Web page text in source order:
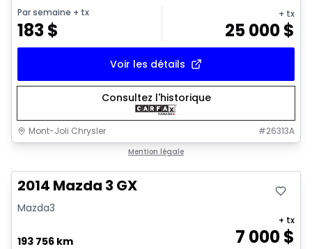
Par semaine + tx
183$
+ tx
25 000$
Voir les détails
Consultez l'historique
Mont-Joli Chrysler #26313A
Mention légale
2014 Mazda 3 GX
Mazda3
193 756 km 7 000$
+ tx